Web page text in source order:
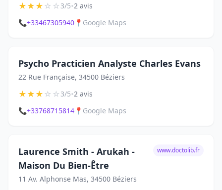
★★★☆☆3/5•2 avis
📞+33467305940 📍 Google Maps
Psycho Practicien Analyste Charles Evans
22 Rue Française, 34500 Béziers
★★★☆☆3/5•2 avis
📞+33768715814 📍 Google Maps
Laurence Smith - Arukah -
Maison Du Bien-Être
11 Av. Alphonse Mas, 34500 Béziers
www.doctolib.fr